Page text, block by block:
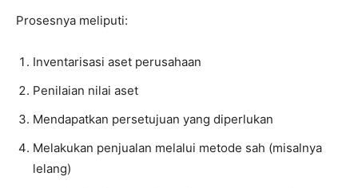
Prosesnya meliputi:
Inventarisasi aset perusahaan
Penilaian nilai aset
Mendapatkan persetujuan yang diperlukan
Melakukan penjualan melalui metode sah (misalnya
lelang)